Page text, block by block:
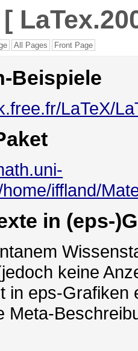
[
All Pages Front Page
Beispiele
LaTeX/
iffland/
in (eps-
keine
in eps-
Meta-